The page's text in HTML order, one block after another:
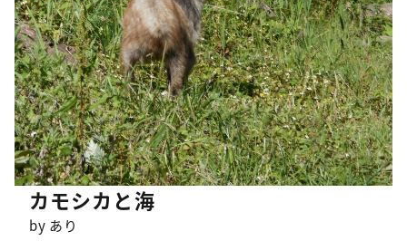
カモシカと海
by あり